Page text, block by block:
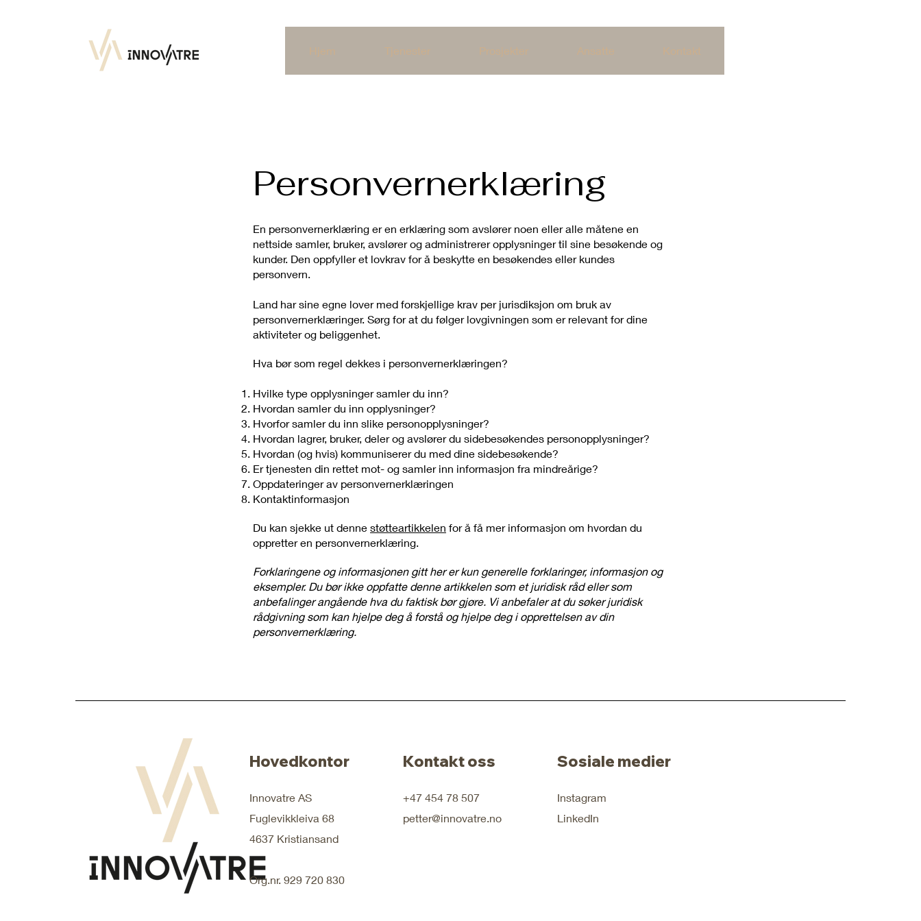
Hjem Tjenester Prosjekter Ansatte
Personvernerklæring
En personvernerklæring er en erklæring som avslører noen eller alle måtene en
nettside samler, bruker, avslører og administrerer opplysninger til sine besøkende og
kunder. Den oppfyller et lovkrav for å beskytte en besøkendes eller kundes
personvern.
Land har sine egne lover med forskjellige krav per jurisdiksjon om bruk av
personvernerklæringer. Sørg for at du følger lovgivningen som er relevant for dine
aktiviteter og beliggenhet.
Hva bør som regel dekkes i personvernerklæringen?
Hvilke type opplysninger samler du inn?
Hvordan samler du inn opplysninger?
Hvorfor samler du inn slike personopplysninger?
Hvordan lagrer, bruker, deler og avslører du sidebesøkendes personopplysninger?
Hvordan (og hvis) kommuniserer du med dine sidebesøkende?
Er tjenesten din rettet mot- og samler inn informasjon fra mindreårige?
Oppdateringer av personvernerklæringen
Kontaktinformasjon
Du kan sjekke ut denne støtteartikkelen for å få mer informasjon om hvordan du
oppretter en personvernerklæring.
Forklaringene og informasjonen gitt her er kun generelle forklaringer, informasjon og
eksempler. Du bør ikke oppfatte denne artikkelen som et juridisk råd eller som
anbefalinger angående hva du faktisk bør gjøre. Vi anbefaler at du søker juridisk
rådgivning som kan hjelpe deg å forstå og hjelpe deg i opprettelsen av din
personvernerklæring.
Hovedkontor
Innovatre AS
Fuglevikkleiva 68
4637 Kristiansand
Org.nr. 929 720 830
Kontakt oss
+47 454 78 507
petter@innovatre.no
Sosiale medier
Instagram
LinkedIn